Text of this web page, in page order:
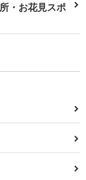
・お花見スポ